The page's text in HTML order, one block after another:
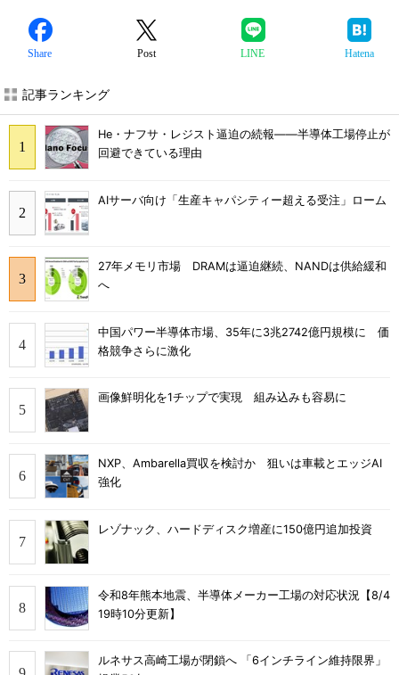
Share Post LINE Hatena
記事ランキング
He・ナフサ・レジスト逼迫の続報――半導体工場停止が
回避できている理由
AIサーバ向け「生産キャパシティー超える受注」ローム
27年メモリ市場 DRAMは逼迫継続、NANDは供給緩和
へ
中国パワー半導体市場、35年に3兆2742億円規模に 価
格競争さらに激化
画像鮮明化を1チップで実現 組み込みも容易に
NXP、Ambarella買収を検討か 狙いは車載とエッジAI
強化
レゾナック、ハードディスク増産に150億円追加投資
令和8年熊本地震、半導体メーカー工場の対応状況【8/4
19時10分更新】
ルネサス高崎工場が閉鎖へ 「6インチライン維持限界」